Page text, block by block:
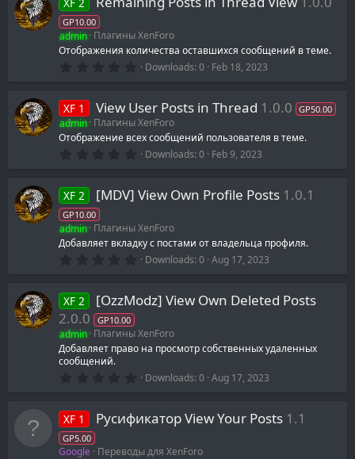
GP10.00
admin Плагины XenForo
Отображения количества оставшихся сообщений в теме.
0
0
s
t
a
r
Downloads 0 Feb 18, 2023
XF 1 View User Posts in Thread 1.0.0 GP50.00
admin Плагины XenForo
Отображение всех сообщений пользователя в теме.
0
0
s
r
(
s
Downloads 0 Feb 9, 2023
XF 2 [MDV] View Own Profile Posts 1.0.1
GP10.00
admin Плагины XenForo
Добавляет вкладку с постами от владельца профиля.
0
s
r
(
Downloads 0 Aug 17, 2023
XF 2
[OzzModz] View Own Deleted Posts
2.0.0
GP10.00
admin Плагины XenForo
Добавляет право на просмотр собственных удаленных
сообщений.
0
s
r
Downloads 0 Aug 17, 2023
XF 1 Русификатор View Your Posts 1.1
GP5.00
Google Переводы для XenForo